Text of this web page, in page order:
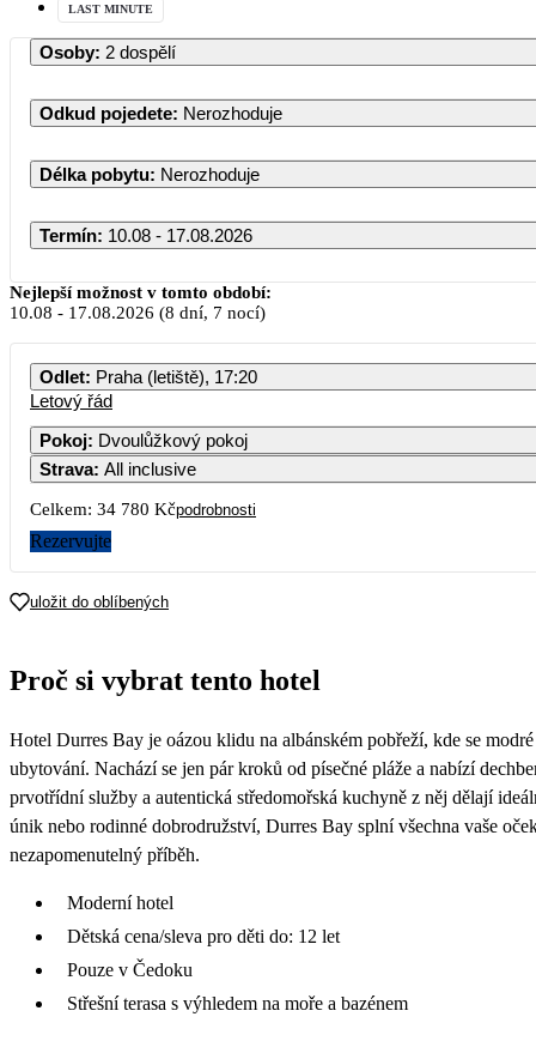
LAST MINUTE
Osoby: 2 dospělí
Odkud pojedete: Nerozhoduje
Délka pobytu: Nerozhoduje
Termín: 10.08 - 17.08.2026
Srpen
PO ÚT ST ČT
18 590
Nejlepší možnost v tomto období:
10.08 - 17.08.2026 (8 dní, 7 nocí)
Odlet: Praha (letiště), 17:20
Letový řád
Pokoj: Dvoulůžkový pokoj
Strava: All inclusive
Celkem: 34 780 Kčpodrobnosti
Rezervujte
uložit do oblíbených
Proč si vybrat tento hotel
Hotel Durres Bay je oázou klidu na albánském pobřeží, kde se
ubytování. Nachází se jen pár kroků od písečné pláže a nabízí
prvotřídní služby a autentická středomořská kuchyně z něj dělají
únik nebo rodinné dobrodružství, Durres Bay splní všechna vaše
nezapomenutelný příběh.
Moderní hotel
Dětská cena/sleva pro děti do: 12 let
Pouze v Čedoku
Střešní terasa s výhledem na moře a bazénem